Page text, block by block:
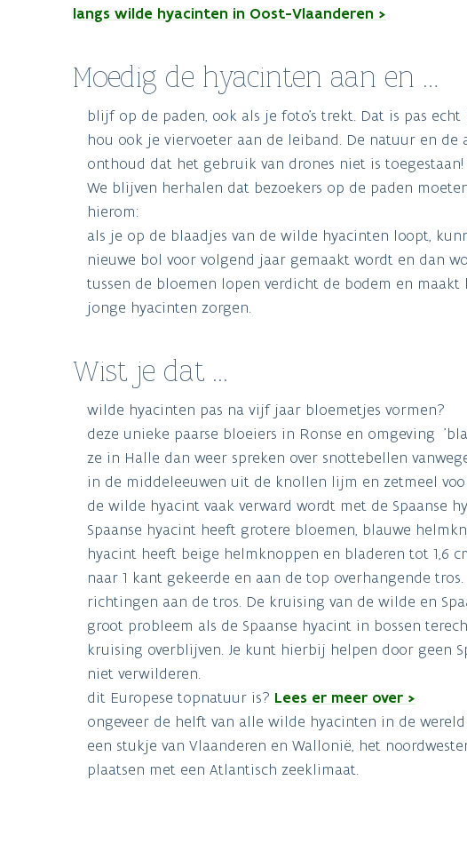
langs wilde hyacinten in Oost-Vlaanderen >
Moedig de hyacinten aan en …
blijf op de paden, ook als je foto's trekt. Dat is pas echt
hou ook je viervoeter aan de leiband. De natuur en
onthoud dat het gebruik van drones niet is toegestaan!
We blijven herhalen dat bezoekers op de paden
hierom:
als je op de blaadjes van de wilde hyacinten loopt,
nieuwe bol voor volgend jaar gemaakt wordt en dan
tussen de bloemen lopen verdicht de bodem en
jonge hyacinten zorgen.
Wist je dat ...
wilde hyacinten pas na vijf jaar bloemetjes vormen?
deze unieke paarse bloeiers in Ronse en omgeving
ze in Halle dan weer spreken over snottebellen
in de middeleeuwen uit de knollen lijm en zetmeel
de wilde hyacint vaak verward wordt met de Spaanse
Spaanse hyacint heeft grotere bloemen, blauwe
hyacint heeft beige helmknoppen en bladeren tot 1,6
naar 1 kant gekeerde en aan de top overhangende
richtingen aan de tros. De kruising van de wilde en
groot probleem als de Spaanse hyacint in bossen
kruising overblijven. Je kunt hierbij helpen door geen
niet verwilderen.
dit Europese topnatuur is? Lees er meer over >
ongeveer de helft van alle wilde hyacinten in de
een stukje van Vlaanderen en Wallonië, het
plaatsen met een Atlantisch zeeklimaat.